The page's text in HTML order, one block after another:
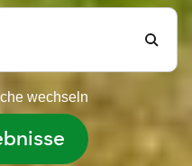
wechseln